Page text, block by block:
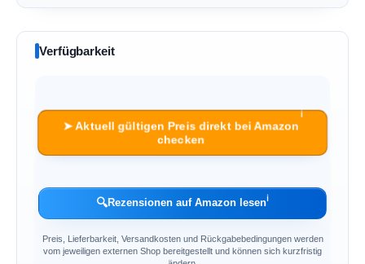
Verfügbarkeit
➤ Aktuell gültigen Preis direkt bei Amazon
checken
ℹ︎
🔍Rezensionen auf Amazon lesenℹ︎
Preis, Lieferbarkeit, Versandkosten und Rückgabebedingungen werden
vom jeweiligen externen Shop bereitgestellt und können sich kurzfristig